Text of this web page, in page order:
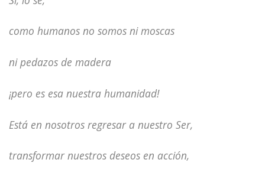
como humanos no somos ni moscas
ni pedazos de madera
¡pero es esa nuestra humanidad!
Está en nosotros regresar a nuestro Ser,
transformar nuestros deseos en acción,